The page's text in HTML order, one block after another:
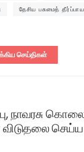
தேசிய பசுமைத்
செய்திகள்
நாவரசு
செய்ய